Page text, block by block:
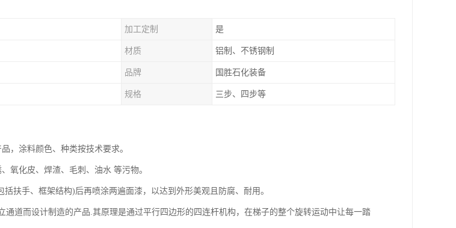
加工定制 是
材质 铝制、不锈钢制
品牌 国胜石化装备
规格 三步、四步等
，涂料颜色、种类按技术要求。
氧化皮、焊渣、毛刺、油水 等污物。
扶手、框架结构)后再喷涂两遍面漆，以达到外形美观且防腐、耐用。
通道而设计制造的产品.其原理是通过平行四边形的四连杆机构，在梯子的整个旋转运动中让每一踏